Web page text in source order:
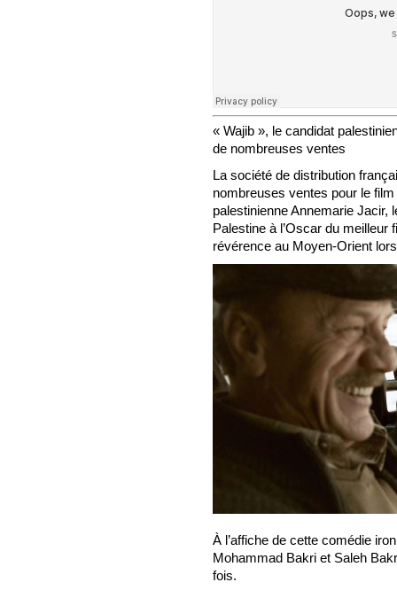
« Wajib », le candidat
de nombreuses ventes
La société de distribution
nombreuses ventes pour le
palestinienne Annemarie Jacir,
Palestine à l’Oscar du meilleur
révérence au Moyen-Orient
À l’affiche de cette comédie
Mohammad Bakri et Saleh
fois.